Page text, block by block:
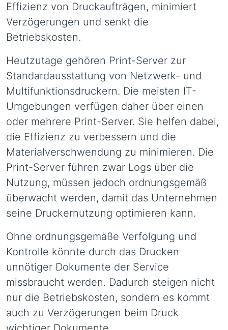
Effizienz von Druckaufträgen, minimiert
Verzögerungen und senkt die
Betriebskosten.
Heutzutage gehören Print-Server zur
Standardausstattung von Netzwerk- und
Multifunktionsdruckern. Die meisten IT-
Umgebungen verfügen daher über einen
oder mehrere Print-Server. Sie helfen dabei,
die Effizienz zu verbessern und die
Materialverschwendung zu minimieren. Die
Print-Server führen zwar Logs über die
Nutzung, müssen jedoch ordnungsgemäß
überwacht werden, damit das Unternehmen
seine Druckernutzung optimieren kann.
Ohne ordnungsgemäße Verfolgung und
Kontrolle könnte durch das Drucken
unnötiger Dokumente der Service
missbraucht werden. Dadurch steigen nicht
nur die Betriebskosten, sondern es kommt
auch zu Verzögerungen beim Druck